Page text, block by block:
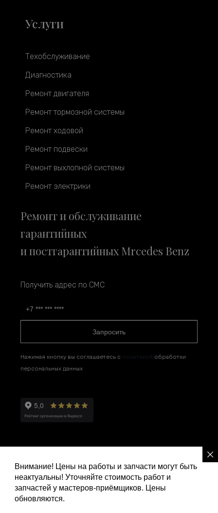
Услуги
Техобслуживание
Диагностика
Ремонт двигателя
Ремонт тормозной системы
Ремонт ходовой
Ремонт подвески
Ремонт выхлопной системы
Ремонт электрики
Ремонт и обслуживание
гарантийных
и постгарантийных Mrcedes Benz
Получить адрес по СМС
Запросить
Нажимая кнопку вы соглашаетесь с политикой обработки
персональных данных
Политика конфиденциальности
Ремонт и сервис Ленд Ровер
Внимание! Цены на работы и запчасти могут быть
неактуальны! Уточняйте стоимость работ и
запчастей у мастеров-приёмщиков. Цены
обновляются.